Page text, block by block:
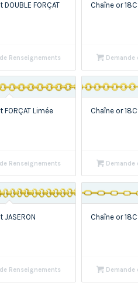
FORÇAT
Renseignements
Chaîne or
Demande
FORÇAT Limée
Renseignements
Chaîne or
Demande
JASERON
Renseignements
Chaîne or
Demande